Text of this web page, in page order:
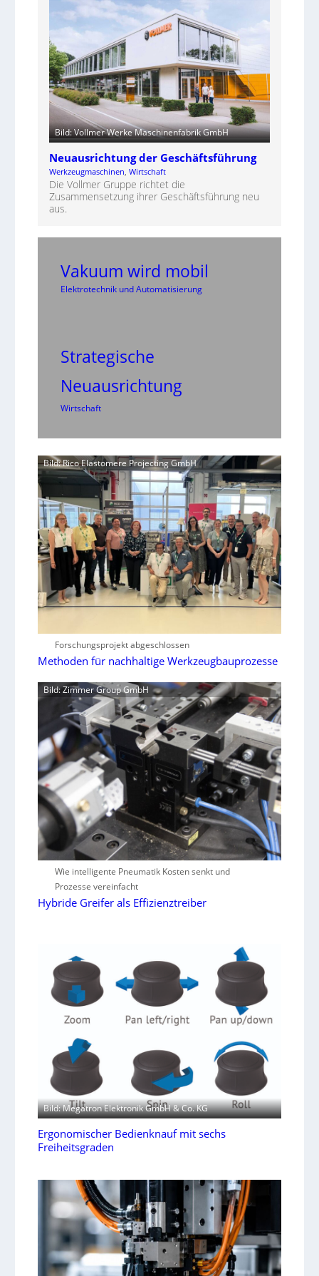
Bild: Vollmer Werke Maschinenfabrik GmbH
Neuausrichtung der Geschäftsführung
Werkzeugmaschinen , Wirtschaft
Die Vollmer Gruppe richtet die
Zusammensetzung ihrer Geschäftsführung neu
aus.
Vakuum wird mobil
Elektrotechnik und Automatisierung
Strategische
Neuausrichtung
Wirtschaft
Bild: Rico Elastomere Projecting GmbH
Forschungsprojekt abgeschlossen
Methoden für nachhaltige Werkzeugbauprozesse
Bild: Zimmer Group GmbH
Wie intelligente Pneumatik Kosten senkt und
Prozesse vereinfacht
Hybride Greifer als Effizienztreiber
Bild: Megatron Elektronik GmbH & Co. KG
Ergonomischer Bedienknauf mit sechs
Freiheitsgraden